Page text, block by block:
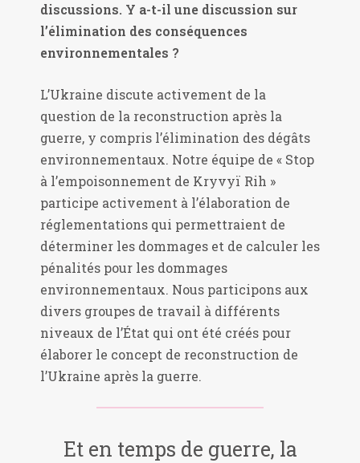
discussions. Y a-t-il une discussion sur
l’élimination des conséquences
environnementales ?
L’Ukraine discute activement de la
question de la reconstruction après la
guerre, y compris l’élimination des dégâts
environnementaux. Notre équipe de « Stop
à l’empoisonnement de Kryvyï Rih »
participe activement à l’élaboration de
réglementations qui permettraient de
déterminer les dommages et de calculer les
pénalités pour les dommages
environnementaux. Nous participons aux
divers groupes de travail à différents
niveaux de l’État qui ont été créés pour
élaborer le concept de reconstruction de
l’Ukraine après la guerre.
Et en temps de guerre, la